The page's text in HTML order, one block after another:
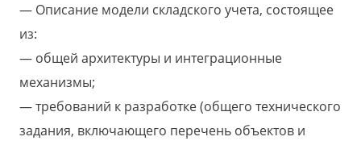
Описание модели складского учета, состоящее
из:
общей архитектуры и интеграционные
механизмы;
требований к разработке (общего технического
задания, включающего перечень объектов и